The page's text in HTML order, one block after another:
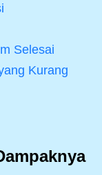
Selesai
Kurang